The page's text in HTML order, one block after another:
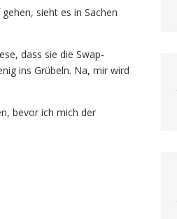
sieht es in Sachen
dass sie die Swap-
ins Grübeln. Na, mir wird
bevor ich mich der